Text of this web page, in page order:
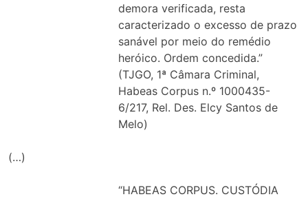
demora verificada, resta
caracterizado o excesso de prazo
sanável por meio do remédio
heróico. Ordem concedida.”
(TJGO, 1ª Câmara Criminal,
Habeas Corpus n.º 1000435-
6/217, Rel. Des. Elcy Santos de
Melo)
(…)
“HABEAS CORPUS. CUSTÓDIA